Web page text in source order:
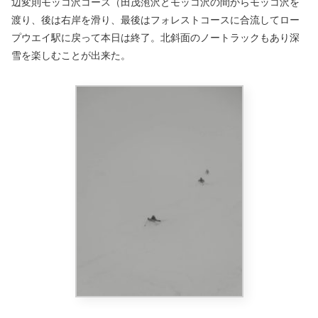
渡り、後は右岸を滑り、最後はフォレストコースに合流してロー
プウエイ駅に戻って本日は終了。北斜面のノートラックもあり深
雪を楽しむことが出来た。